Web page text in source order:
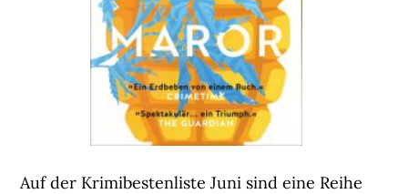
Auf der Krimibestenliste Juni sind eine Reihe